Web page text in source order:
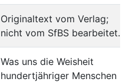
Originaltext vom Verlag;
nicht vom SfBS bearbeitet.
Was uns die Weisheit
hundertjähriger Menschen